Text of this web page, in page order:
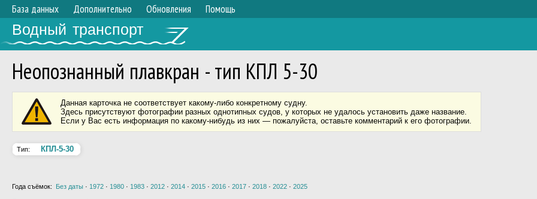
База данных Дополнительно Обновления Помощь
Водный транспорт
Неопознанный плавкран - тип КПЛ 5-30
Данная карточка не соответствует какому-либо конкретному судну.
Здесь присутствуют фотографии разных однотипных судов, у которых не удалось установить даже название.
Если у Вас есть информация по какому-нибудь из них — пожалуйста, оставьте комментарий к его фотографии.
Тип: КПЛ-5-30
Года съёмок: Без даты · 1972 · 1980 · 1983 · 2012 · 2014 · 2015 · 2016 · 2017 · 2018 · 2022 · 2025